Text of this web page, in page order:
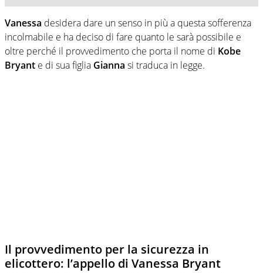
Vanessa desidera dare un senso in più a questa sofferenza
incolmabile e ha deciso di fare quanto le sarà possibile e
oltre perché il provvedimento che porta il nome di Kobe
Bryant e di sua figlia Gianna si traduca in legge.
Il provvedimento per la sicurezza in
elicottero: l’appello di Vanessa Bryant